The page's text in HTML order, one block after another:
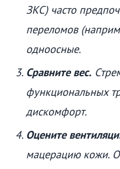
ЗКС) часто
переломов
одноосные.
Сравните вес.
функциональных
дискомфорт.
Оцените
мацерацию кожи.